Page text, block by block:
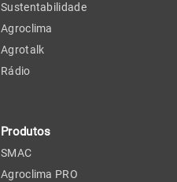
Sustentabilidade
Agroclima
Agrotalk
Rádio
Produtos
SMAC
Agroclima PRO